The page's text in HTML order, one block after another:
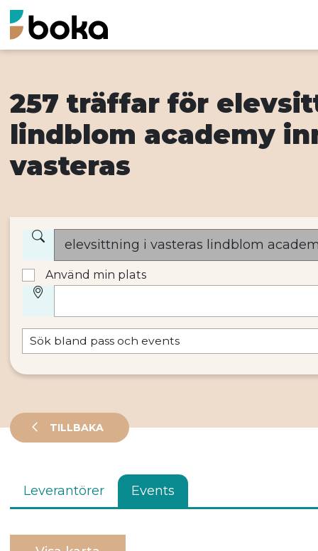
Använd min plats
257 träffar för
lindblom academy
vasteras
TILLBAKA
Leverantörer Events